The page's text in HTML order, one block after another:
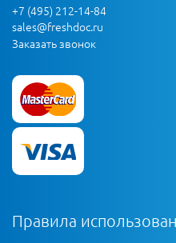
+7 (495) 212-14-84
sales@freshdoc.ru
Заказать звонок
Правила